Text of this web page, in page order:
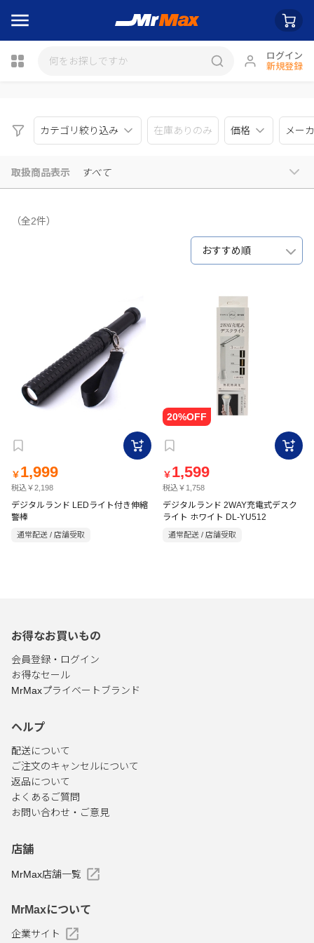
ログイン
新規登録
カテゴリ絞り込み 在庫ありのみ 価格 メー
取扱商品表示 すべて
（全2件）
おすすめ順
￥ 1,999
税込￥2,198
デジタルランド LEDライト付き伸縮
警棒
通常配送 / 店舗受取
￥ 1,599
税込￥1,758
デジタルランド 2WAY充電式デスク
ライト ホワイト DL-YU512
通常配送 / 店舗受取
お得なお買いもの
会員登録・ログイン
お得なセール
MrMaxプライベートブランド
ヘルプ
配送について
ご注文のキャンセルについて
返品について
よくあるご質問
お問い合わせ・ご意見
店舗
MrMax店舗一覧
MrMaxについて
企業サイト